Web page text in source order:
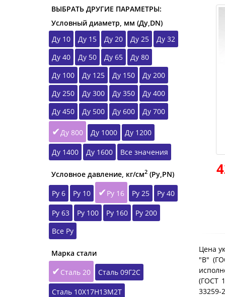
ВЫБРАТЬ ДРУГИЕ ПАРАМЕТРЫ:
Условный диаметр, мм (Ду,DN)
Ду 10
Ду 15 Ду 20 Ду 25
Ду 32
Ду 40
Ду 50 Ду 65
Ду 80
Ду 100
Ду 125 Ду 150
Ду 200
Ду 250
Ду 300 Ду 350
Ду 400
Ду 450
Ду 500 Ду 600 Ду 700
Ду 800 Ду 1000 Ду 1200
Ду 1400 Ду 1600 Все значения
Условное давление, кг/см2 (Ру,РN)
Ру 6
Ру 10 Ру 16 Ру 25 Ру 40
Ру 63 Ру 100 Ру 160
Ру 200
Все Ру
Марка стали
Сталь 20
Сталь 09Г2С
Сталь 10Х17Н13М2Т
Цена
"B"
(ГОСТ
33259-